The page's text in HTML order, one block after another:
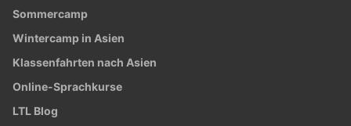
Sommercamp
Wintercamp in Asien
Klassenfahrten nach Asien
Online-Sprachkurse
LTL Blog